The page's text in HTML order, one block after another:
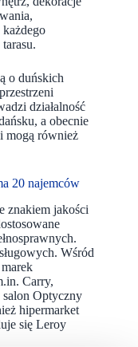
o duńskich
działalność
a obecnie
mogą również
20 najemców
znakiem jakości
Wśród
Carry,
salon Optyczny
hipermarket
się Leroy